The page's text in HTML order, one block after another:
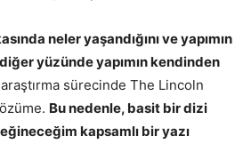
neler yaşandığını ve yapımın
yüzünde yapımın kendinden
sürecinde The Lincoln
Bu nedenle, basit bir dizi
kapsamlı bir yazı